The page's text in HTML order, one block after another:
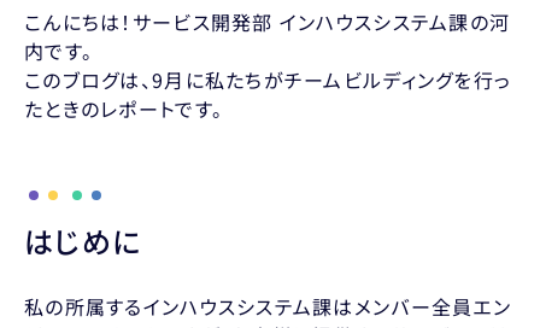
こんにちは！サービス開発部 インハウスシステム課の河
内です。
このブログは、9月に私たちがチームビルディングを行っ
たときのレポートです。
はじめに
私の所属するインハウスシステム課はメンバー全員エン